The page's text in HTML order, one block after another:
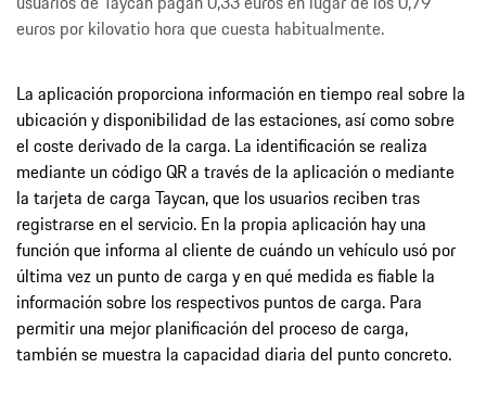
euros por kilovatio hora que cuesta habitualmente.
La aplicación proporciona información en tiempo real sobre la
ubicación y disponibilidad de las estaciones, así como sobre
el coste derivado de la carga. La identificación se realiza
mediante un código QR a través de la aplicación o mediante
la tarjeta de carga Taycan, que los usuarios reciben tras
registrarse en el servicio. En la propia aplicación hay una
función que informa al cliente de cuándo un vehículo usó por
última vez un punto de carga y en qué medida es fiable la
información sobre los respectivos puntos de carga. Para
permitir una mejor planificación del proceso de carga,
también se muestra la capacidad diaria del punto concreto.